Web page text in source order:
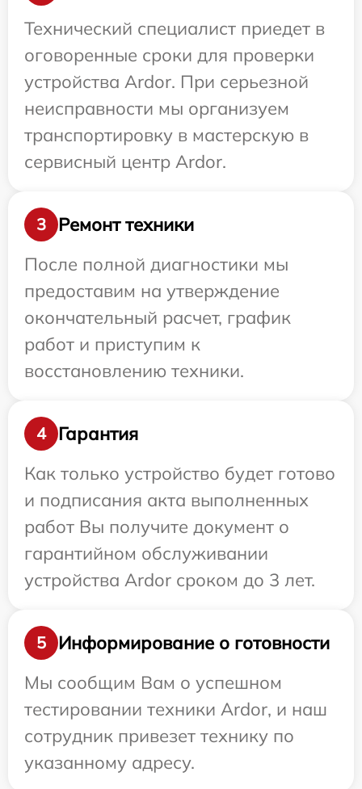
Технический специалист приедет в
оговоренные сроки для проверки
устройства Ardor. При серьезной
неисправности мы организуем
транспортировку в мастерскую в
сервисный центр Ardor.
3
Ремонт техники
После полной диагностики мы
предоставим на утверждение
окончательный расчет, график
работ и приступим к
восстановлению техники.
4
Гарантия
Как только устройство будет готово
и подписания акта выполненных
работ Вы получите документ о
гарантийном обслуживании
устройства Ardor сроком до 3 лет.
5
Информирование о готовности
Мы сообщим Вам о успешном
тестировании техники Ardor, и наш
сотрудник привезет технику по
указанному адресу.